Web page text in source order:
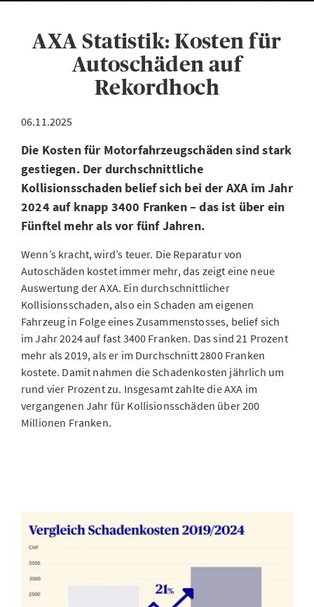
AXA Statistik: Kosten für
Autoschäden auf
Rekordhoch
06.11.2025
Die Kosten für Motorfahrzeugschäden sind stark
gestiegen. Der durchschnittliche
Kollisionsschaden belief sich bei der AXA im Jahr
2024 auf knapp 3400 Franken – das ist über ein
Fünftel mehr als vor fünf Jahren.
Wenn’s kracht, wird’s teuer. Die Reparatur von
Autoschäden kostet immer mehr, das zeigt eine neue
Auswertung der AXA. Ein durchschnittlicher
Kollisionsschaden, also ein Schaden am eigenen
Fahrzeug in Folge eines Zusammenstosses, belief sich
im Jahr 2024 auf fast 3400 Franken. Das sind 21 Prozent
mehr als 2019, als er im Durchschnitt 2800 Franken
kostete. Damit nahmen die Schadenkosten jährlich um
rund vier Prozent zu. Insgesamt zahlte die AXA im
vergangenen Jahr für Kollisionsschäden über 200
Millionen Franken.